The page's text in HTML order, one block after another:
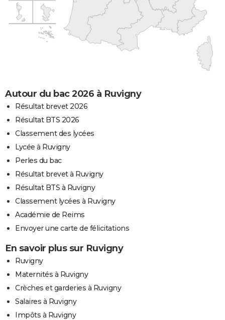
Autour du bac 2026 à Ruvigny
Résultat brevet 2026
Résultat BTS 2026
Classement des lycées
Lycée à Ruvigny
Perles du bac
Résultat brevet à Ruvigny
Résultat BTS à Ruvigny
Classement lycées à Ruvigny
Académie de Reims
Envoyer une carte de félicitations
En savoir plus sur Ruvigny
Ruvigny
Maternités à Ruvigny
Crèches et garderies à Ruvigny
Salaires à Ruvigny
Impôts à Ruvigny